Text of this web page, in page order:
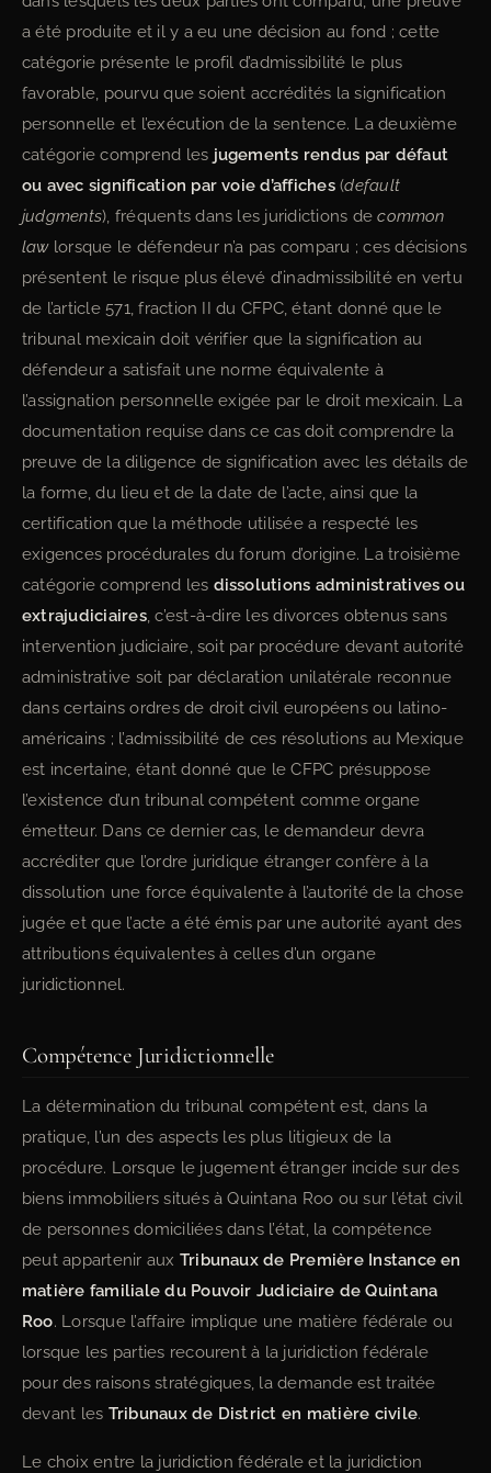
a été produite et il y a eu une décision au fond ; cette
catégorie présente le profil d’admissibilité le plus
favorable, pourvu que soient accrédités la signification
personnelle et l’exécution de la sentence. La deuxième
catégorie comprend les jugements rendus par défaut
ou avec signification par voie d’affiches(default
judgments), fréquents dans les juridictions decommon
lawlorsque le défendeur n’a pas comparu ; ces décisions
présentent le risque plus élevé d’inadmissibilité en vertu
de l’article 571, fraction II du CFPC, étant donné que le
tribunal mexicain doit vérifier que la signification au
défendeur a satisfait une norme équivalente à
l’assignation personnelle exigée par le droit mexicain. La
documentation requise dans ce cas doit comprendre la
preuve de la diligence de signification avec les détails de
la forme, du lieu et de la date de l’acte, ainsi que la
certification que la méthode utilisée a respecté les
exigences procédurales du forum d’origine. La troisième
catégorie comprend les dissolutions administratives ou
extrajudiciaires, c’est-à-dire les divorces obtenus sans
intervention judiciaire, soit par procédure devant autorité
administrative soit par déclaration unilatérale reconnue
dans certains ordres de droit civil européens ou latino-
américains ; l’admissibilité de ces résolutions au Mexique
est incertaine, étant donné que le CFPC présuppose
l’existence d’un tribunal compétent comme organe
émetteur. Dans ce dernier cas, le demandeur devra
accréditer que l’ordre juridique étranger confère à la
dissolution une force équivalente à l’autorité de la chose
jugée et que l’acte a été émis par une autorité ayant des
attributions équivalentes à celles d’un organe
juridictionnel.
Compétence Juridictionnelle
La détermination du tribunal compétent est, dans la
pratique, l’un des aspects les plus litigieux de la
procédure. Lorsque le jugement étranger incide sur des
biens immobiliers situés à Quintana Roo ou sur l’état civil
de personnes domiciliées dans l’état, la compétence
peut appartenir aux Tribunaux de Première Instance en
matière familiale du Pouvoir Judiciaire de Quintana
Roo. Lorsque l’affaire implique une matière fédérale ou
lorsque les parties recourent à la juridiction fédérale
pour des raisons stratégiques, la demande est traitée
devant les Tribunaux de District en matière civile.
Le choix entre la juridiction fédérale et la juridiction